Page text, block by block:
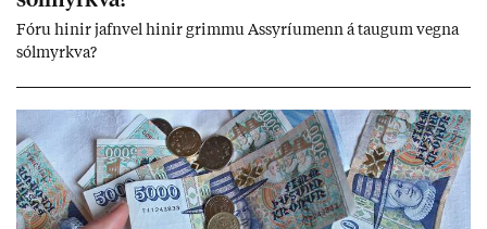
Fóru hinir jafn­vel hinir grimmu Ass­yríu­menn á taug­um vegna
sól­myrkva?